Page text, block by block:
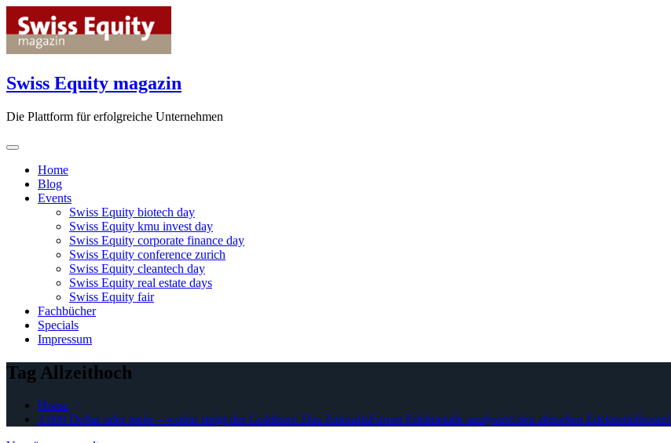
content
Swiss Equity magazin
Die Plattform für erfolgreiche Unternehmen
Home
Blog
Events
Swiss Equity biotech day
Swiss Equity kmu invest day
Swiss Equity corporate finance day
Swiss Equity conference zurich
Swiss Equity cleantech day
Swiss Equity real estate days
Swiss Equity fair
Fachbücher
Specials
Impressum
Tag Allzeithoch
Home
3.000 Dollar oder mehr – wohin steigt der Goldkurs: Das ZukunftsForum Edelmetalle analysiert den aktuellen Edelmetallboom!